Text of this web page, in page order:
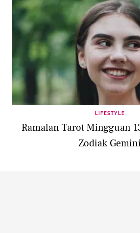
LIFESTYLE
Ramalan Tarot Mingguan
Zodiak